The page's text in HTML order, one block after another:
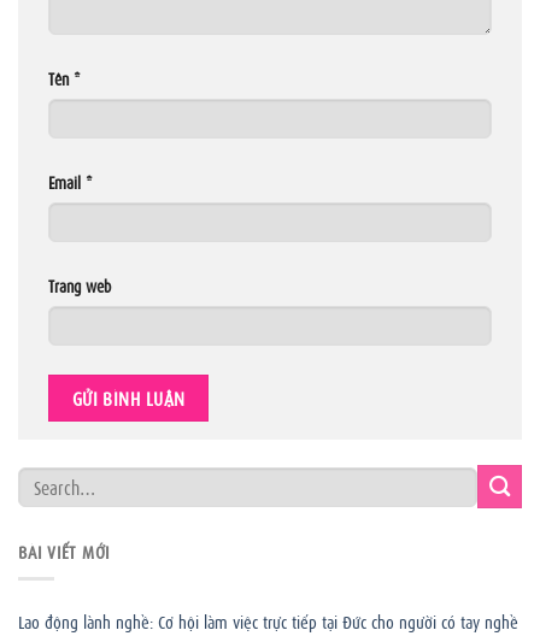
Tên *
Email *
Trang web
BÀI VIẾT MỚI
Lao động lành nghề: Cơ hội làm việc trực tiếp tại Đức cho người có tay nghề